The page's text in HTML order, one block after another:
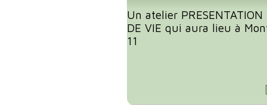
Un atelier
DE VIE qui aura lieu à
11